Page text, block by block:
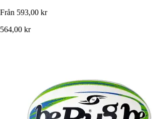
Från 593,00 kr
564,00 kr